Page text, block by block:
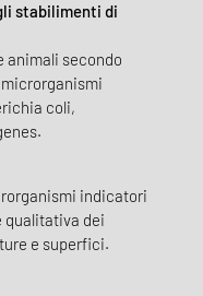
stabilimenti di
animali secondo
coli,
indicatori
qualitativa dei
e superfici.